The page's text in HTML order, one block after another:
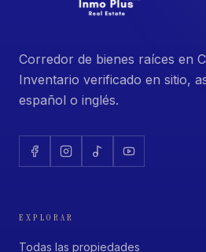
Corredor de bienes raíces en
Inventario verificado en sitio,
español o inglés.
EXPLORAR
Todas las propiedades